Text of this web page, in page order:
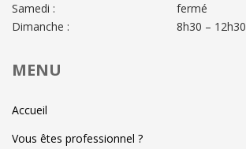
Samedi :
Dimanche :
fermé
8h30 – 12h30
MENU
Accueil
Vous êtes professionnel ?